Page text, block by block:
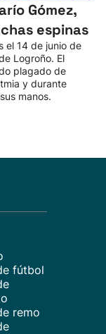
Gómez,
espinas
el 14 de junio de
Logroño. El
plagado de
y durante
manos.
fútbol
remo